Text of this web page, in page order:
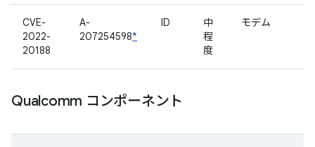
CVE-
2022-
20188
A-
207254598*
ID
中
程
度
モデム
Qualcomm コンポーネント